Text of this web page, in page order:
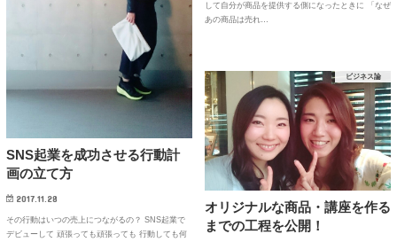
して自分が商品を提供する側になったときに 「なぜ
あの商品は売れ…
SNS起業を成功させる行動計
画の立て方
2017.11.28
その行動はいつの売上につながるの？ SNS起業で
デビューして 頑張っても頑張っても 行動しても何
ビジネス論
オリジナルな商品・講座を作る
までの工程を公開！